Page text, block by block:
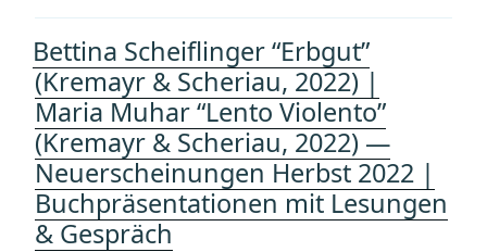
Bettina Scheiflinger “Erbgut”
(Kremayr & Scheriau, 2022) |
Maria Muhar “Lento Violento”
(Kremayr & Scheriau, 2022) —
Neuerscheinungen Herbst 2022 |
Buchpräsentationen mit Lesungen
& Gespräch